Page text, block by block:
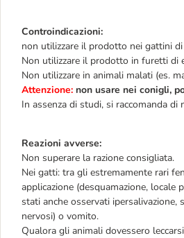
Controindicazioni:
non utilizzare il prodotto nei gattini
Non utilizzare il prodotto in furetti di
Non utilizzare in animali malati (es.
Attenzione: non usare nei conigli,
In assenza di studi, si raccomanda
Reazioni avverse:
Non superare la razione consigliata.
Nei gatti: tra gli estremamente rari
applicazione (desquamazione,
stati anche osservati
nervosi) o vomito.
Qualora gli animali dovessero